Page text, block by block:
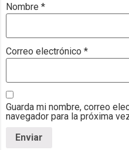
Nombre *
Correo electrónico *
Guarda mi nombre, correo
navegador para la próxima